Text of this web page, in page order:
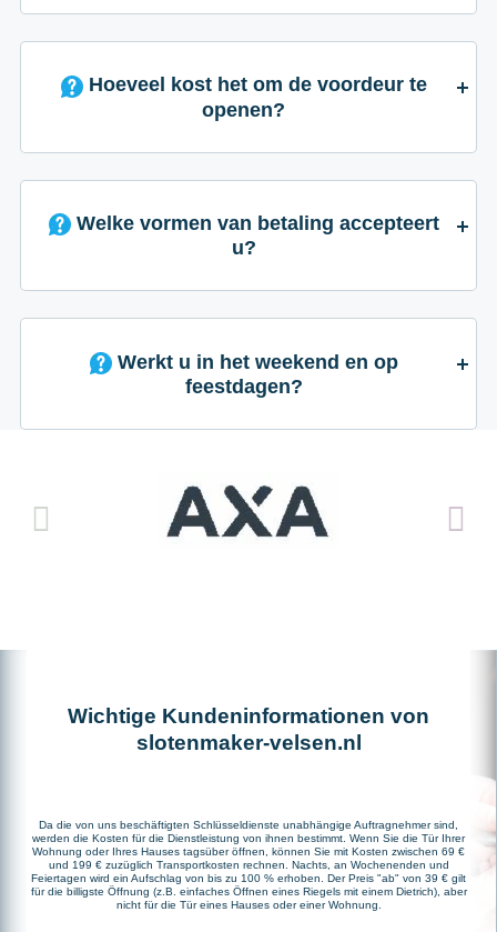
Hoeveel kost het om de voordeur te
openen?
Welke vormen van betaling accepteert
u?
Werkt u in het weekend en op
feestdagen?
Wichtige Kundeninformationen von
slotenmaker-velsen.nl
Da die von uns beschäftigten Schlüsseldienste unabhängige Auftragnehmer sind,
werden die Kosten für die Dienstleistung von ihnen bestimmt. Wenn Sie die Tür Ihrer
Wohnung oder Ihres Hauses tagsüber öffnen, können Sie mit Kosten zwischen 69 €
und 199 € zuzüglich Transportkosten rechnen. Nachts, an Wochenenden und
Feiertagen wird ein Aufschlag von bis zu 100 % erhoben. Der Preis "ab" von 39 € gilt
für die billigste Öffnung (z.B. einfaches Öffnen eines Riegels mit einem Dietrich), aber
nicht für die Tür eines Hauses oder einer Wohnung.